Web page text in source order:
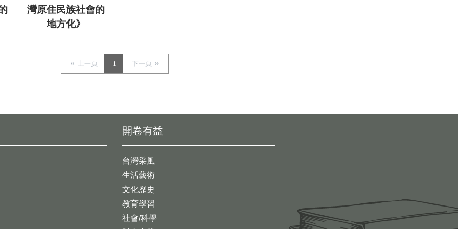
灣原住民族社會的
地方化》
上一頁 1 下一頁
開卷有益
台灣采風
生活藝術
文化歷史
教育學習
社會/科學